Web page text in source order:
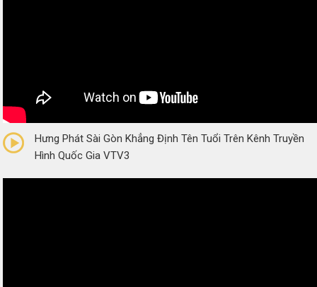
(0 Reviews)
Hưng Phát Sài Gòn Khẳng Định Tên Tuổi Trên Kênh Truyền
Hình Quốc Gia VTV3